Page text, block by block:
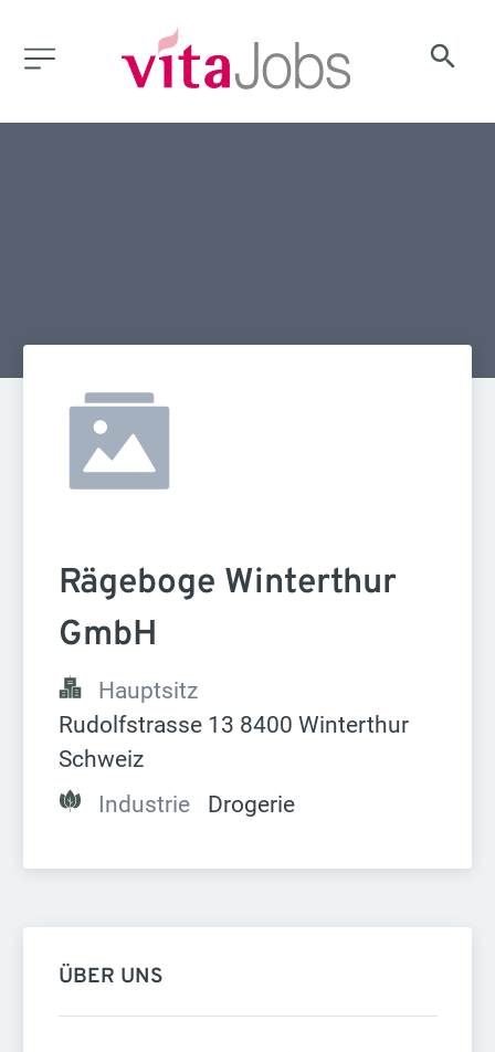
Rägeboge Winterthur
GmbH
Hauptsitz
Rudolfstrasse 13 8400 Winterthur
Schweiz
Industrie
Drogerie
ÜBER UNS